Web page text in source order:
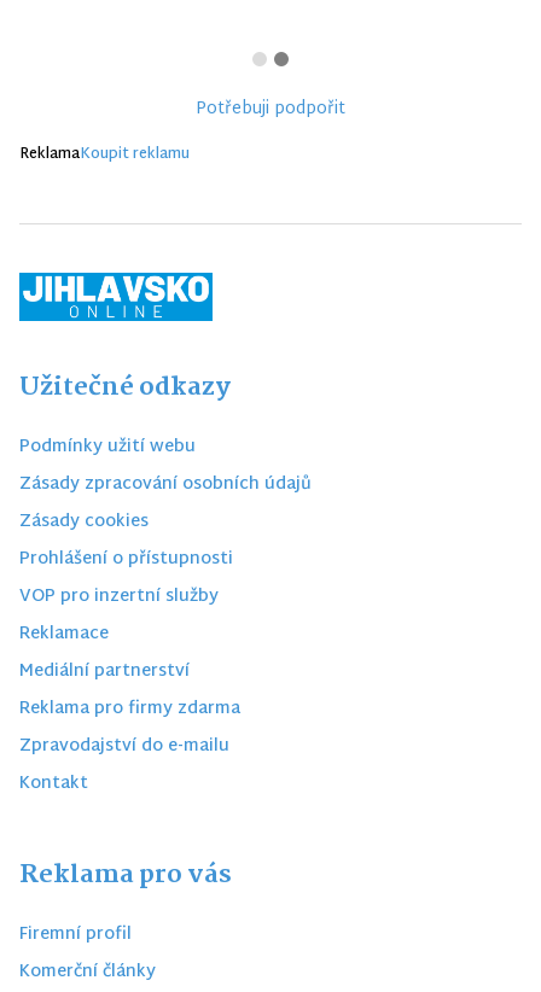
Potřebuji podpořit
ReklamaKoupit reklamu
Užitečné odkazy
Podmínky užití webu
Zásady zpracování osobních údajů
Zásady cookies
Prohlášení o přístupnosti
VOP pro inzertní služby
Reklamace
Mediální partnerství
Reklama pro firmy zdarma
Zpravodajství do e-mailu
Kontakt
Reklama pro vás
Firemní profil
Komerční články